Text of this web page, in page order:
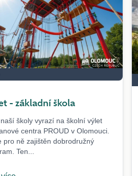
- základní škola
školy vyrazí na školní výlet
centra PROUD v Olomouci.
pro ně zajištěn dobrodružný
Ten...